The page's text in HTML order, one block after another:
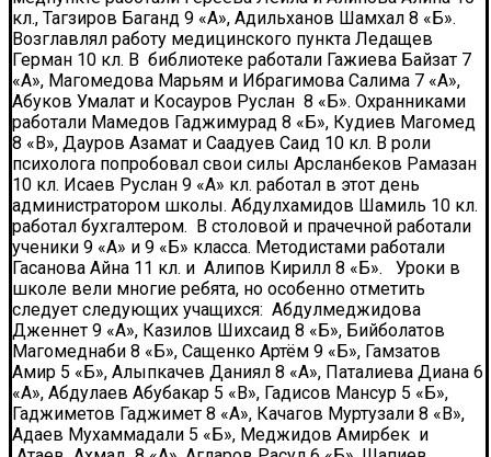
кл., Тагзиров Баганд 9 «А», Адильханов Шамхал 8 «Б».
Возглавлял работу медицинского пункта Ледащев
Герман 10 кл. В библиотеке работали Гажиева Байзат 7
«А», Магомедова Марьям и Ибрагимова Салима 7 «А»,
Абуков Умалат и Косауров Руслан 8 «Б». Охранниками
работали Мамедов Гаджимурад 8 «Б», Кудиев Магомед
8 «В», Дауров Азамат и Саадуев Саид 10 кл. В роли
психолога попробовал свои силы Арсланбеков Рамазан
10 кл. Исаев Руслан 9 «А» кл. работал в этот день
администратором школы. Абдулхамидов Шамиль 10 кл.
работал бухгалтером. В столовой и прачечной работали
ученики 9 «А» и 9 «Б» класса. Методистами работали
Гасанова Айна 11 кл. и Алипов Кирилл 8 «Б». Уроки в
школе вели многие ребята, но особенно отметить
следует следующих учащихся: Абдулмеджидова
Дженнет 9 «А», Казилов Шихсаид 8 «Б», Бийболатов
Магомеднаби 8 «Б», Сащенко Артём 9 «Б», Гамзатов
Амир 5 «Б», Алыпкачев Даниял 8 «А», Паталиева Диана 6
«А», Абдулаев Абубакар 5 «В», Гадисов Мансур 5 «Б»,
Гаджиметов Гаджимет 8 «А», Качагов Муртузали 8 «В»,
Адаев Мухаммадали 5 «Б», Меджидов Амирбек и